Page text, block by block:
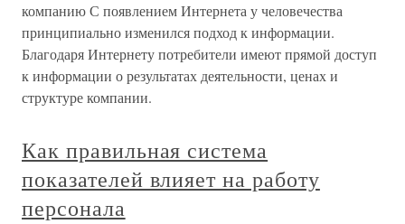
компанию С появлением Интернета у человечества
принципиально изменился подход к информации.
Благодаря Интернету потребители имеют прямой доступ
к информации о результатах деятельности, ценах и
структуре компании.
Как правильная система
показателей влияет на работу
персонала